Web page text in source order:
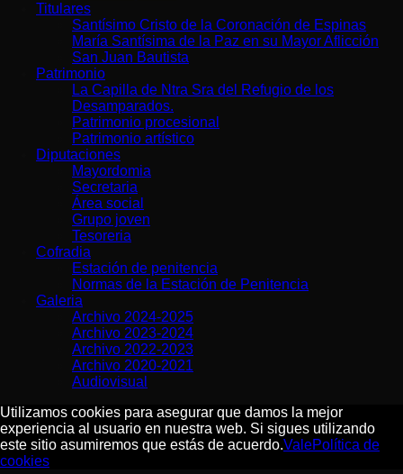
Titulares
Santísimo Cristo de la Coronación de Espinas
María Santísima de la Paz en su Mayor Aflicción
San Juan Bautista
Patrimonio
La Capilla de Ntra Sra del Refugio de los
Desamparados.
Patrimonio procesional
Patrimonio artístico
Diputaciones
Mayordomia
Secretaria
Área social
Grupo joven
Tesoreria
Cofradia
Estación de penitencia
Normas de la Estación de Penitencia
Galeria
Archivo 2024-2025
Archivo 2023-2024
Archivo 2022-2023
Archivo 2020-2021
Audiovisual
Utilizamos cookies para asegurar que damos la mejor
experiencia al usuario en nuestra web. Si sigues utilizando
este sitio asumiremos que estás de acuerdo.ValePolítica de
cookies